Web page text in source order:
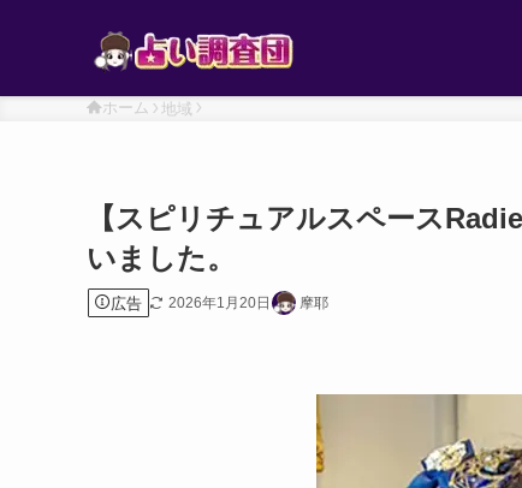
ホーム 地域
【スピリチュアルスペース
いました。
広告 2026年1月20日 摩耶